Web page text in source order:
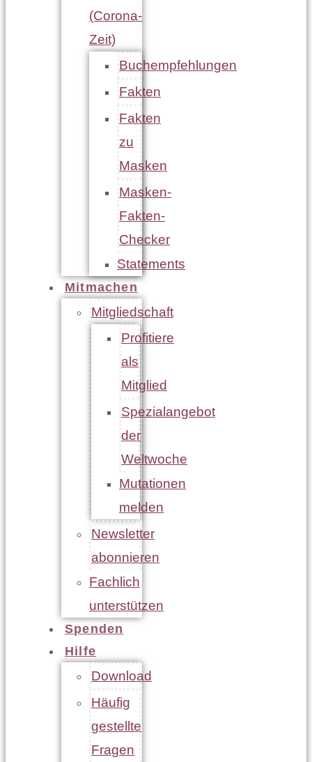
(Corona-
Zeit)
Buchempfehlungen
Fakten
Fakten
zu
Masken
Masken-
Fakten-
Checker
Statements
Mitmachen
Mitgliedschaft
Profitiere
als
Mitglied
Spezialangebot
der
Weltwoche
Mutationen
melden
Newsletter
abonnieren
Fachlich
unterstützen
Spenden
Hilfe
Download
Häufig
gestellte
Fragen